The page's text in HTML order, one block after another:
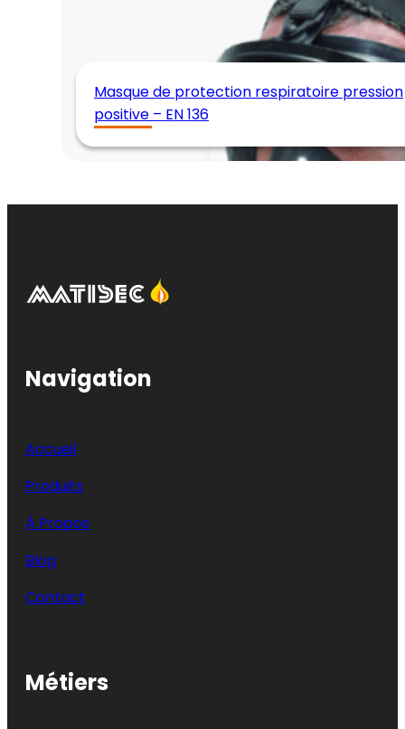
Masque de protection respiratoire pression
positive – EN 136
Navigation
Accueil
Produits
À Propos
Blog
Contact
Métiers